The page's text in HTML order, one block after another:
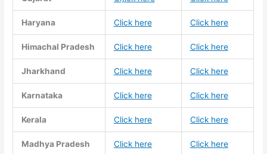
Haryana Click here Click here
Himachal Pradesh Click here Click here
Jharkhand Click here Click here
Karnataka Click here Click here
Kerala Click here Click here
Madhya Pradesh Click here Click here